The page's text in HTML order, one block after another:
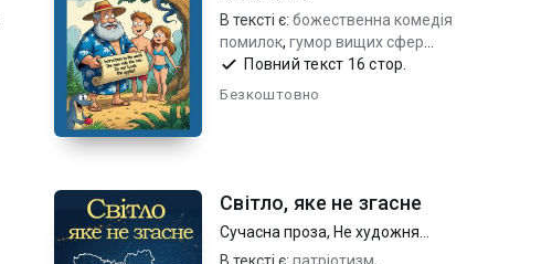
В тексті є:божественна комедія
помилок,гумор вищих сфер
(дослівно), сатира на створення
світу...
Повний текст 16 стор.
Безкоштовно
Світло, яке не згасне
Сучасна проза, Не художня
література